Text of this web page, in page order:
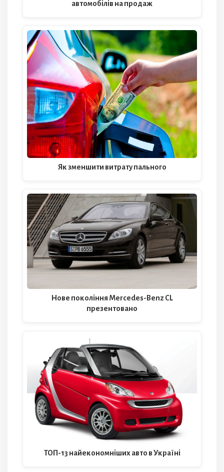
автомобілів на продаж
Як зменшити витрату пального
Нове покоління Mercedes-Benz CL
презентовано
ТОП-13 найекономніших авто в Україні